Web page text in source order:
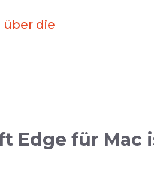
über die
Edge für